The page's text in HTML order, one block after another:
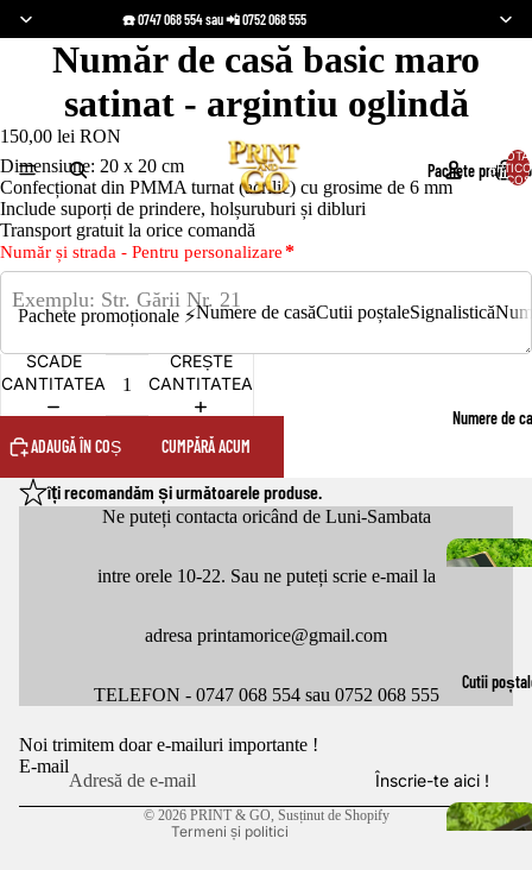
☎️ 0747 068 554 sau 📲 0752 068 555
Pachete
Numere de
Cutii
ÎN
Pachete promoționale ⚡️Numere de casăCutii poștaleSignalistică
Număr de casă basic maro
satinat - argintiu oglindă
150,00 lei RON
Dimensiune: 20 x 20 cm
Confecționat din PMMA turnat (acrilic) cu grosime de 6 mm
Include suporți de prindere, holșuruburi și dibluri
Transport gratuit la orice comandă
Număr și strada - Pentru personalizare*
SCADE
CANTITATEA
CREȘTE
CANTITATEA
ADAUGĂ ÎN COȘ CUMPĂRĂ ACUM
îți recomandăm și următoarele produse.
Ne puteți contacta oricând de Luni-Sambata
intre orele 10-22. Sau ne puteți scrie e-mail la
adresa printamorice@gmail.com
TELEFON - 0747 068 554 sau 0752 068 555
Noi trimitem doar e-mailuri importante !
E-mail
Înscrie-te aici !
© 2026 PRINT & GO , Susținut de Shopify
Termeni și politici
Politica de rambursare
Politica de expediere
Informații de contact